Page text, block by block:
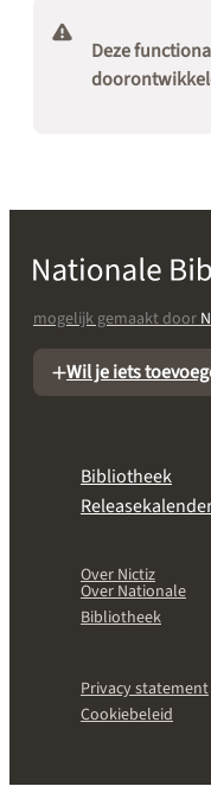
Deze
mogelijk gemaakt door
Wil je iets
Bibliotheek
Over Nictiz
Over Nationale
Bibliotheek
Privacy statement
Cookiebeleid